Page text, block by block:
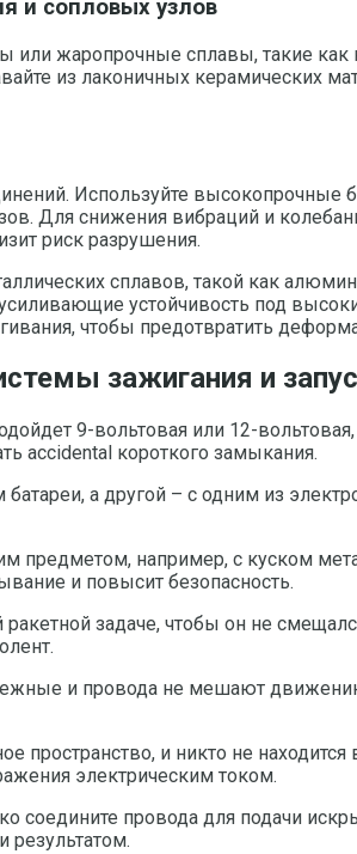
и сопловых узлов
или жаропрочные сплавы, такие
из лаконичных керамических
Используйте
Для снижения вибраций и
риск разрушения.
сплавов, такой как
устойчивость под
чтобы предотвратить
зажигания и
9-вольтовая или 12-
accidental короткого замыкания.
а другой – с одним из
предметом, например, с куском
и повысит безопасность.
задаче, чтобы он не
и провода не мешают
пространство, и никто не
электрическим током.
соедините провода для подачи
результатом.